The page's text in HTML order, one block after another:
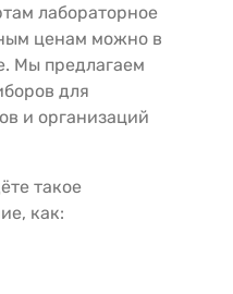
лабораторное
ценам можно в
Мы предлагаем
для
и организаций
такое
как: